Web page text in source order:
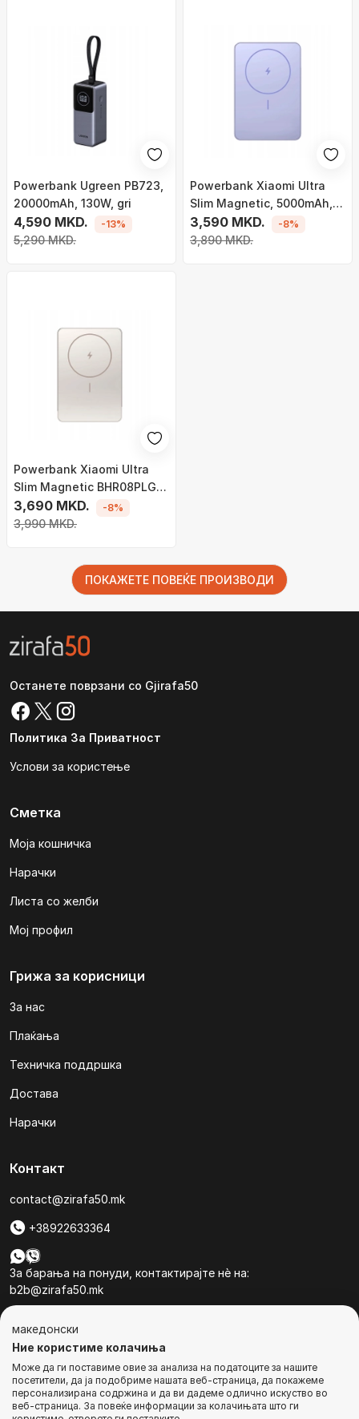
Powerbank Ugreen PB723,
20000mAh, 130W, gri
4,590 MKD.
5,290 MKD.
-13%
Powerbank Xiaomi Ultra
Slim Magnetic, 5000mAh,
magnetik, vjollcë
3,590 MKD.
3,890 MKD.
-8%
Powerbank Xiaomi Ultra
Slim Magnetic BHR08PLGL,
5000mAh, me magnet,
ngjyrë ari
3,690 MKD.
3,990 MKD.
-8%
ПОКАЖЕТЕ ПОВЕЌЕ ПРОИЗВОДИ
Останете поврзани со Gjirafa50
Политика За Приватност
Услови за користење
Сметка
Моја кошничка
Нарачки
Листа со желби
Мој профил
Грижа за корисници
За нас
Плаќања
Техничка поддршка
Достава
Нарачки
Контакт
contact@zirafa50.mk
+38922633364
За барања на понуди, контактирајте нѐ на:
b2b@zirafa50.mk
© Сите права се задржани
македонски
Ние користиме колачиња
Може да ги поставиме овие за анализа на податоците за нашите
посетители, да ја подобриме нашата веб-страница, да покажеме
персонализирана содржина и да ви дадеме одлично искуство во
веб-страница. За повеќе информации за колачињата што ги